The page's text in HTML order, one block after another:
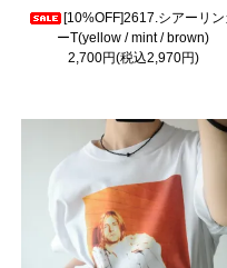
[10%OFF]2617.シアーリ
ーT(yellow / mint / brown)
2,700円(税込2,970円)